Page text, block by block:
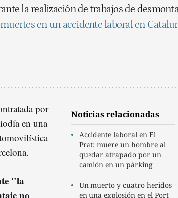
la realización de trabajos de
en un accidente laboral en
Noticias relacionadas
Accidente laboral en El
Prat: muere un hombre al
quedar atrapado por un
camión en un párking
Un muerto y cuatro heridos
en una explosión en el Port
por
en una
"la
no